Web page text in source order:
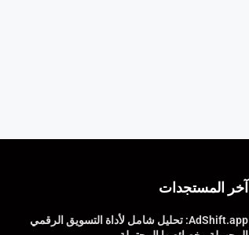
آخر المستجدات
AdShift.app: تحليل شامل لأداة التسويق الرقمي